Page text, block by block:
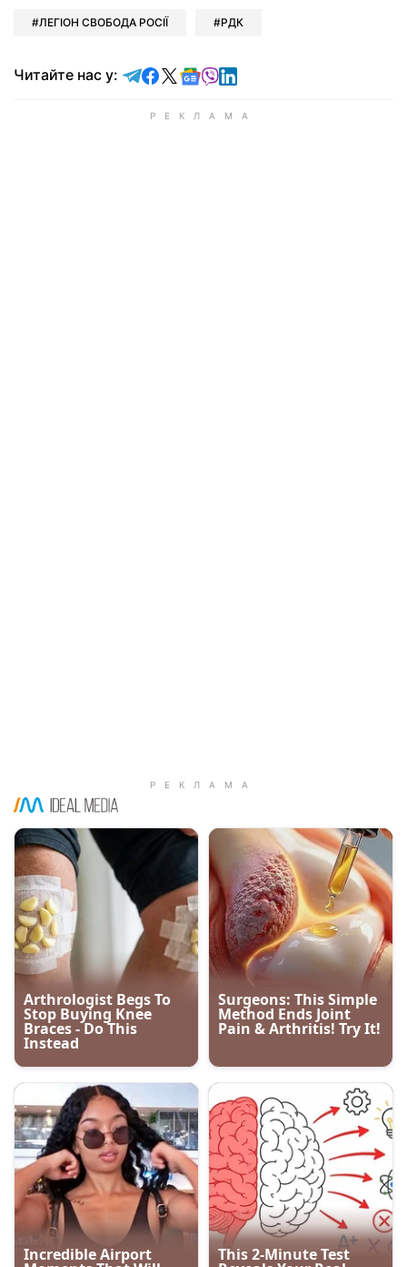
ЛЕГІОН СВОБОДА РОСІЇ РДК
Читайте нас у: Читайте у Telegram
Читайте у Facebook
Читайте у X
Читайте у Google news
Читайте у Viber
Читайте у LinkedIn